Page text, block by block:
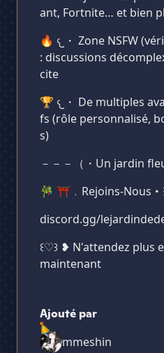
ant, Fortnite… et bien
🔥 𐔌・ Zone NSFW
: discussions
cite
🏆 𐔌・ De multiples
fs (rôle personnalisé,
s)
－－－（・Un jardin
🎋 ⛩️﹒Rejoins-Nous・
discord.gg/
꒰♡꒱ ❥ N'attendez
maintenant
Ajouté par
mmeshin